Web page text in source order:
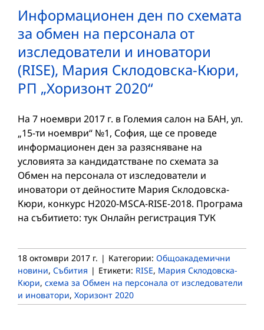
Информационен ден по схемата
за обмен на персонала от
изследователи и иноватори
(RISE), Мария Склодовска-Кюри,
РП „Хоризонт 2020“
На 7 ноември 2017 г. в Големия салон на БАН, ул.
„15-ти ноември“ №1, София, ще се проведе
информационен ден за разясняване на
условията за кандидатстване по схемата за
Обмен на персонала от изследователи и
иноватори от дейностите Мария Склодовска-
Кюри, конкурс H2020-MSCA-RISE-2018. Програма
на събитието: тук Онлайн регистрация ТУК
18 октомври 2017 г. | Категории: Общоакадемични
новини, Събития | Етикети: RISE, Мария Склодовска-
Кюри, схема за Обмен на персонала от изследователи
и иноватори, Хоризонт 2020